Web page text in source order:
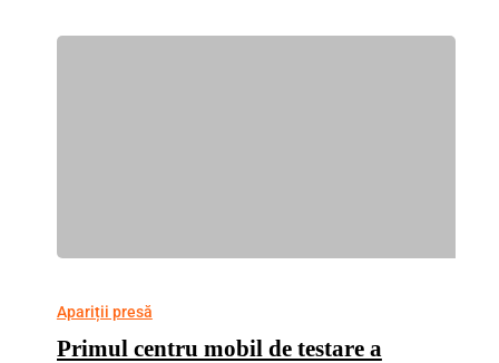
Apariții presă
Primul centru mobil de testare a